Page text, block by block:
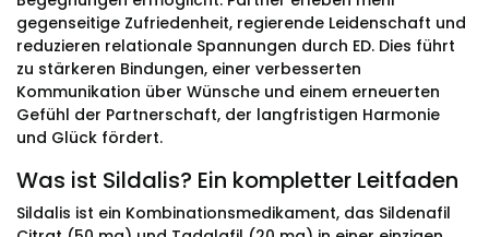
gegenseitige Zufriedenheit, regierende Leidenschaft und
reduzieren relationale Spannungen durch ED. Dies führt
zu stärkeren Bindungen, einer verbesserten
Kommunikation über Wünsche und einem erneuerten
Gefühl der Partnerschaft, der langfristigen Harmonie
und Glück fördert.
Was ist Sildalis? Ein kompletter Leitfaden
Sildalis ist ein Kombinationsmedikament, das Sildenafil